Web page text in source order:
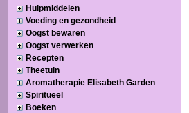
Hulpmiddelen
Voeding en gezondheid
Oogst bewaren
Oogst verwerken
Recepten
Theetuin
Aromatherapie Elisabeth Garden
Spiritueel
Boeken